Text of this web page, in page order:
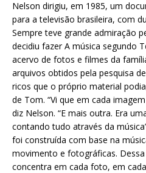
Nelson dirigiu, em 1985, um
para a televisão brasileira, com
Sempre teve grande admiração
decidiu fazer A música segundo
acervo de fotos e filmes da
arquivos obtidos pela pesquisa
ricos que o próprio material
de Tom. “Vi que em cada
diz Nelson. “E mais outra. Era
contando tudo através da
foi construída com base na
movimento e fotográficas.
concentra em cada foto, em